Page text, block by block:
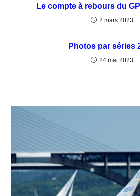
Le compte à rebours du
2 mars 2023
Photos par séries
24 mai 2023